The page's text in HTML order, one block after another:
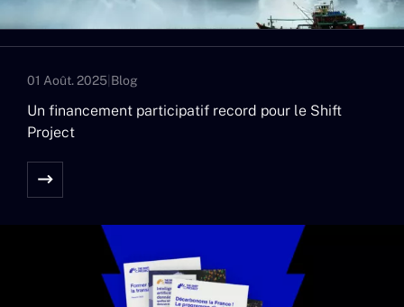
01 Août. 2025 Blog
Un financement participatif record pour le Shift
Project